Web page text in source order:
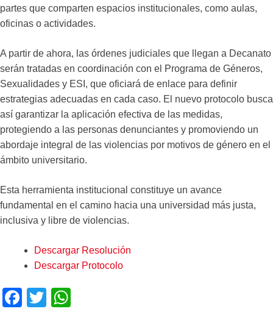
partes que comparten espacios institucionales, como aulas,
oficinas o actividades.
A partir de ahora, las órdenes judiciales que llegan a Decanato
serán tratadas en coordinación con el Programa de Géneros,
Sexualidades y ESI, que oficiará de enlace para definir
estrategias adecuadas en cada caso. El nuevo protocolo busca
así garantizar la aplicación efectiva de las medidas,
protegiendo a las personas denunciantes y promoviendo un
abordaje integral de las violencias por motivos de género en el
ámbito universitario.
Esta herramienta institucional constituye un avance
fundamental en el camino hacia una universidad más justa,
inclusiva y libre de violencias.
Descargar Resolución
Descargar Protocolo
F
T